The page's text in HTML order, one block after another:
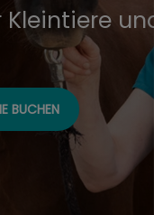
Kleintiere
BUCHEN